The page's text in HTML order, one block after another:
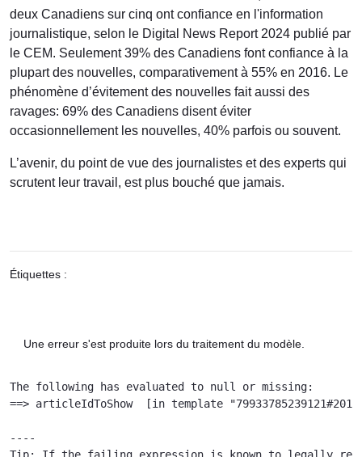
deux Canadiens sur cinq ont confiance en l'information
journalistique, selon le Digital News Report 2024 publié par
le CEM. Seulement 39% des Canadiens font confiance à la
plupart des nouvelles, comparativement à 55% en 2016. Le
phénomène d’évitement des nouvelles fait aussi des
ravages: 69% des Canadiens disent éviter
occasionnellement les nouvelles, 40% parfois ou souvent.
L’avenir, du point de vue des journalistes et des experts qui
scrutent leur travail, est plus bouché que jamais.
Étiquettes :
Une erreur s'est produite lors du traitement du modèle.
The following has evaluated to null or missing:
==> articleIdToShow  [in template
----